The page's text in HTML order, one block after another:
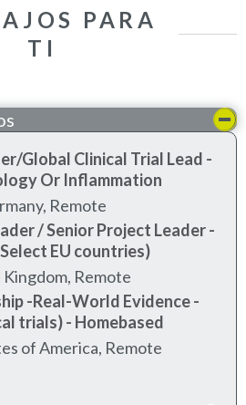
PARA
TI
Global Clinical Trial Lead -
Or Inflammation
Remote
/ Senior Project Leader -
EU countries)
Remote
-Real-World Evidence -
trials) - Homebased
of America, Remote